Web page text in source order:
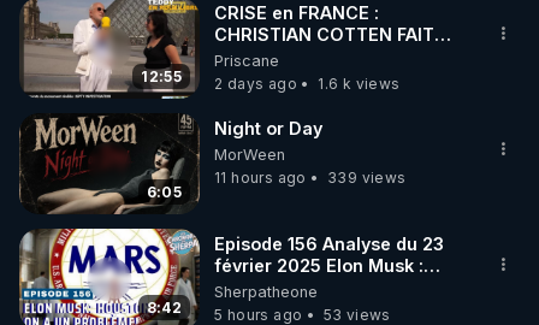
12:55
CRISE en FRANCE :
CHRISTIAN COTTEN FAIT
une étrange découverte
Priscane
2 days ago
1.6 k views
6:05
Night or Day
MorWeen
11 hours ago
339 views
8:42
Episode 156 Analyse du 23
février 2025 Elon Musk :
Houston , on a un problème !
Sherpatheone
5 hours ago
53 views